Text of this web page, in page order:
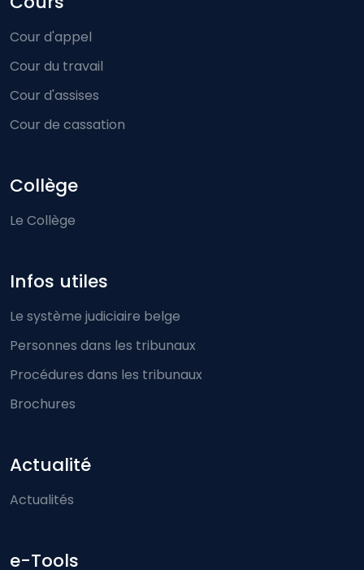
Cour d'appel
Cour du travail
Cour d'assises
Cour de cassation
Collège
Le Collège
Infos utiles
Le système judiciaire belge
Personnes dans les tribunaux
Procédures dans les tribunaux
Brochures
Actualité
Actualités
e-Tools